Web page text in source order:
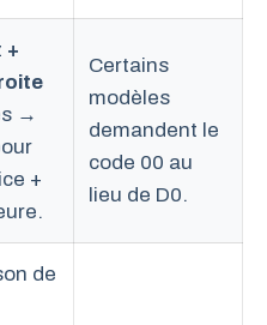
+
→
+
Certains
modèles
demandent le
code 00 au
lieu de D0.
de